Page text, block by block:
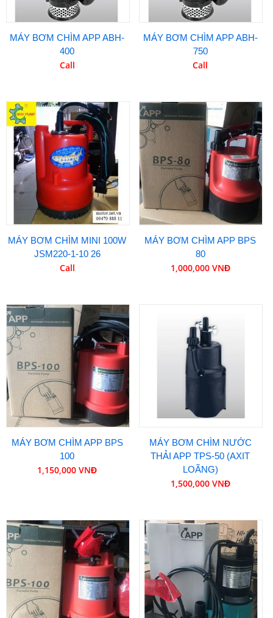
MÁY BƠM CHÌM APP ABH-
400
Call
MÁY BƠM CHÌM APP ABH-
750
Call
MÁY BƠM CHÌM MINI 100W
JSM220-1-10 26
Call
MÁY BƠM CHÌM APP BPS
80
1,000,000 VNĐ
MÁY BƠM CHÌM APP BPS
100
1,150,000 VNĐ
MÁY BƠM CHÌM NƯỚC
THẢI APP TPS-50 (AXIT
LOÃNG)
1,500,000 VNĐ